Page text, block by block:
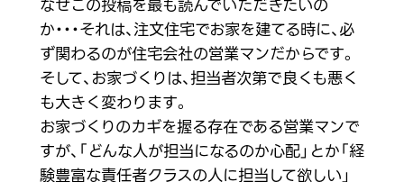
なぜこの投稿を最も読んでいただきたいの
か・・・それは、注文住宅でお家を建てる時に、必
ず関わるのが住宅会社の営業マンだからです。
そして、お家づくりは、担当者次第で良くも悪く
も大きく変わります。
お家づくりのカギを握る存在である営業マンで
すが、「どんな人が担当になるのか心配」とか「経
験豊富な責任者クラスの人に担当して欲しい」